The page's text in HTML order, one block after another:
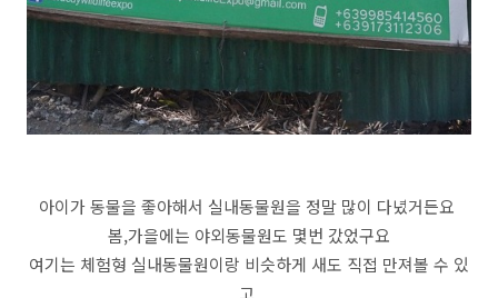
아이가 동물을 좋아해서 실내동물원을 정말 많이 다녔거든요
봄,가을에는 야외동물원도 몇번 갔었구요
여기는 체험형 실내동물원이랑 비슷하게 새도 직접 만져볼 수 있
고